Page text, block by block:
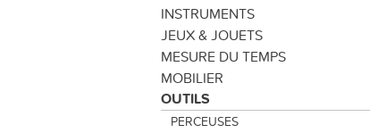
INSTRUMENTS
JEUX & JOUETS
MESURE DU TEMPS
MOBILIER
OUTILS
PERCEUSES